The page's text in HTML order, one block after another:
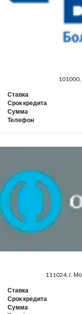
101000,
Ставка
Срок кредита
Сумма
Телефон
111024, г.
Ставка
Срок кредита
Сумма